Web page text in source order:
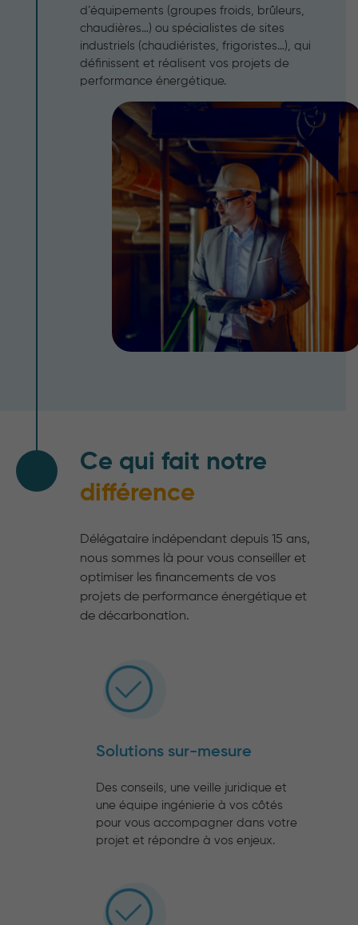
d’équipements (groupes froids, brûleurs,
chaudières…) ou spécialistes de sites
industriels (chaudiéristes, frigoristes…), qui
définissent et réalisent vos projets de
performance énergétique.
Ce qui fait notre
différence
Délégataire indépendant depuis 15 ans,
nous sommes là pour vous conseiller et
optimiser les financements de vos
projets de performance énergétique et
de décarbonation.
Solutions sur-mesure
Des conseils, une veille juridique et
une équipe ingénierie à vos côtés
pour vous accompagner dans votre
projet et répondre à vos enjeux.